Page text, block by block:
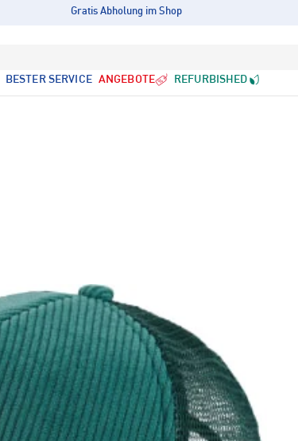
Gratis Abholung im Shop
BESTER SERVICE ANGEBOTE REFURBISHED